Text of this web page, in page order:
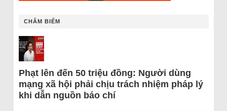
CHÂM BIẾM
Phạt lên đến 50 triệu đồng: Người dùng
mạng xã hội phải chịu trách nhiệm pháp lý
khi dẫn nguồn báo chí